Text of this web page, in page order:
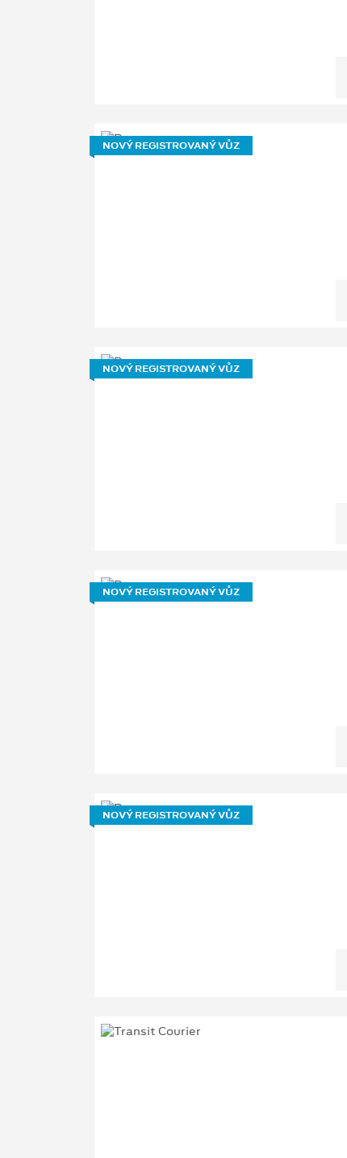
NOVÝ REGISTROVANÝ VŮZ
NOVÝ REGISTROVANÝ VŮZ
NOVÝ REGISTROVANÝ VŮZ
NOVÝ REGISTROVANÝ VŮZ